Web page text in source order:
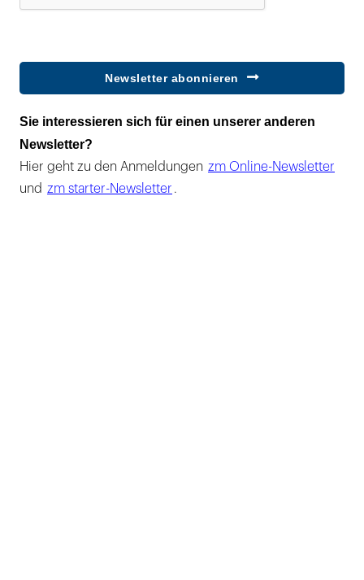
Newsletter abonnieren
Sie interessieren sich für einen unserer anderen
Newsletter?
Hier geht zu den Anmeldungen zm Online-Newsletter
und zm starter-Newsletter .